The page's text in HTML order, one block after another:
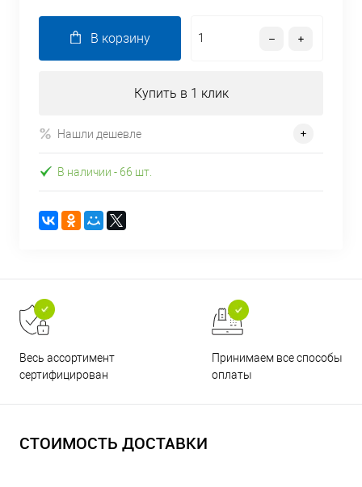
В корзину
Купить в 1 клик
Нашли дешевле
В наличии - 66 шт.
Весь ассортимент
сертифицирован
Принимаем все способы
оплаты
СТОИМОСТЬ ДОСТАВКИ